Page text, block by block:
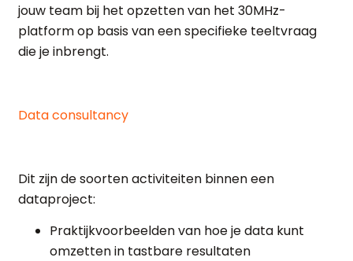
jouw team bij het opzetten van het 30MHz-
platform op basis van een specifieke teeltvraag
die je inbrengt.
Data consultancy
Dit zijn de soorten activiteiten binnen een
dataproject:
Praktijkvoorbeelden van hoe je data kunt
omzetten in tastbare resultaten